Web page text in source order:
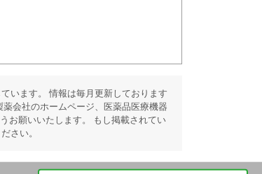
います。 情報は毎月更新しております
会社のホームページ、医薬品医療機器
お願いいたします。 もし掲載されてい
さい。